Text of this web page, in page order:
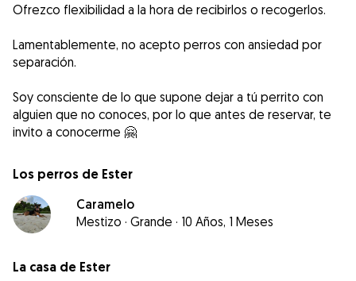
Ofrezco flexibilidad a la hora de recibirlos o recogerlos.
Lamentablemente, no acepto perros con ansiedad por
separación.
Soy consciente de lo que supone dejar a tú perrito con
alguien que no conoces, por lo que antes de reservar, te
invito a conocerme 🤗
Los perros de Ester
Caramelo
Mestizo · Grande · 10 Años, 1 Meses
La casa de Ester